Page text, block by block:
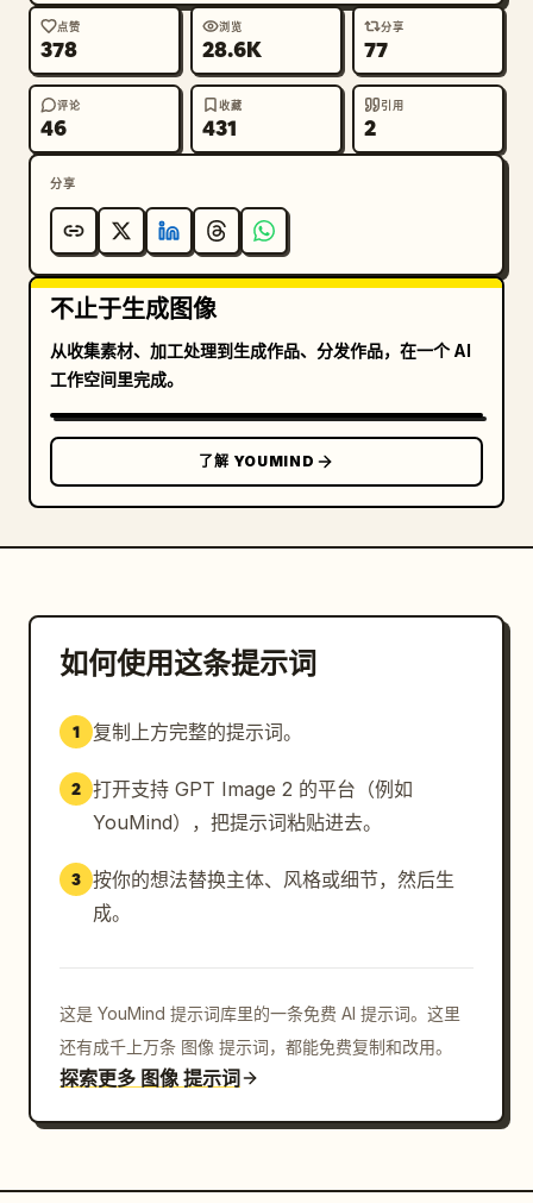
点赞
378
浏览
28.6K
分享
77
评论
46
收藏
431
引用
2
分享
不止于生成图像
从收集素材、加工处理到生成作品、分发作品，在一个 AI
工作空间里完成。
了解 YOUMIND
如何使用这条提示词
1 复制上方完整的提示词。
2 打开支持 GPT Image 2 的平台（例如
YouMind），把提示词粘贴进去。
3 按你的想法替换主体、风格或细节，然后生
成。
这是 YouMind 提示词库里的一条免费 AI 提示词。这里
还有成千上万条 图像 提示词，都能免费复制和改用。
探索更多 图像 提示词